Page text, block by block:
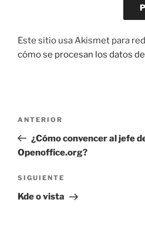
Este sitio usa Akismet para
cómo se procesan los datos
entradas
Entrada
anterior:
ANTERIOR
¿Cómo convencer al jefe
Openoffice.org?
Siguiente
entrada
SIGUIENTE
Kde o vista